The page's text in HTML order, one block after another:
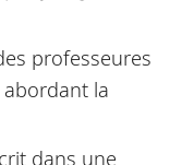
professeures
la
dans une